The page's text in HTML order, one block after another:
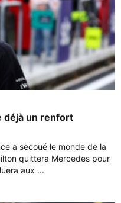
déjà un renfort
a secoué le monde de la
quittera Mercedes pour
aux ...